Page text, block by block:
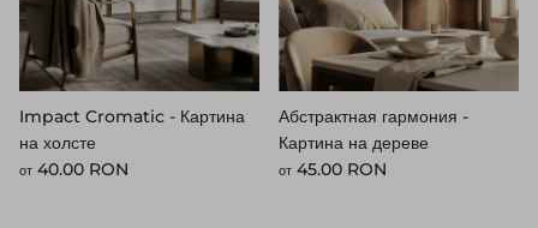
Impact Cromatic - Картина
на холсте
Стандартная цена
от 40.00 RON
Абстрактная гармония -
Картина на дереве
Стандартная цена
от 45.00 RON